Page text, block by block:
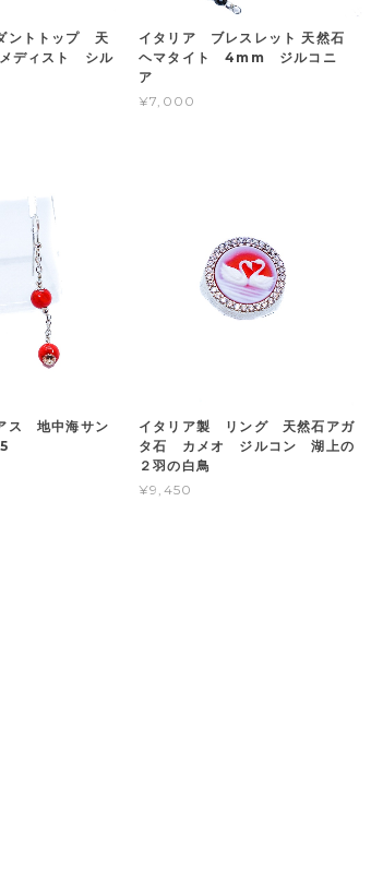
ントトップ 天
ディスト シル
イタリア ブレスレット 天然石
ヘマタイト 4mm ジルコニ
ア
¥7,000
ス 地中海サン
イタリア製 リング 天然石アガ
タ石 カメオ ジルコン 湖上の
２羽の白鳥
¥9,450